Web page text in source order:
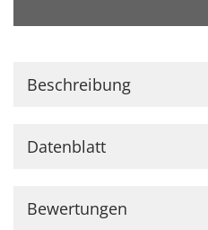
Beschreibung
Datenblatt
Bewertungen